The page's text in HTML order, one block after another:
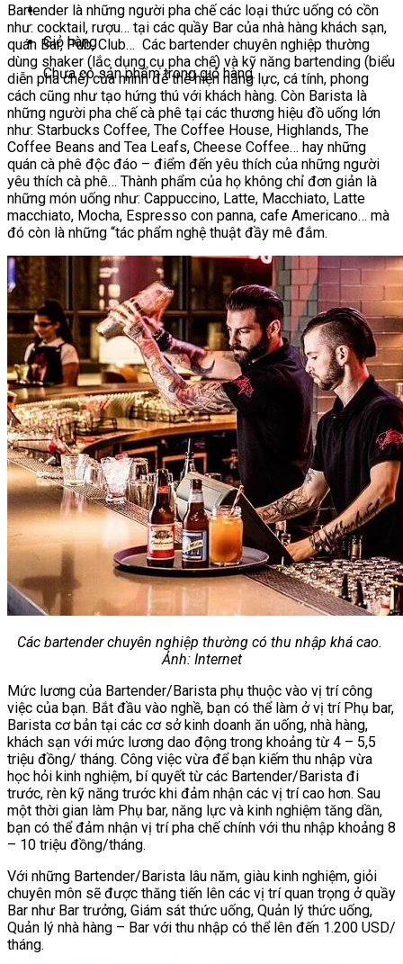
Giỏ hàng
Chưa có sản phẩm trong giỏ hàng.
Bartender là những người pha chế các loại thức uống có cồn
như: cocktail, rượu… tại các quầy Bar của nhà hàng khách sạn,
quán Bar, Pub, Club… Các bartender chuyên nghiệp thường
dùng shaker (lắc dụng cụ pha chế) và kỹ năng bartending (biểu
diễn pha chế) của mình để thể hiện năng lực, cá tính, phong
cách cũng như tạo hứng thú với khách hàng. Còn Barista là
những người pha chế cà phê tại các thương hiệu đồ uống lớn
như: Starbucks Coffee, The Coffee House, Highlands, The
Coffee Beans and Tea Leafs, Cheese Coffee… hay những
quán cà phê độc đáo – điểm đến yêu thích của những người
yêu thích cà phê… Thành phẩm của họ không chỉ đơn giản là
những món uống như: Cappuccino, Latte, Macchiato, Latte
macchiato, Mocha, Espresso con panna, cafe Americano… mà
đó còn là những “tác phẩm nghệ thuật đầy mê đắm.
Các bartender chuyên nghiệp thường có thu nhập khá cao.
Ảnh: Internet
Mức lương của Bartender/Barista phụ thuộc vào vị trí công
việc của bạn. Bắt đầu vào nghề, bạn có thể làm ở vị trí Phụ bar,
Barista cơ bản tại các cơ sở kinh doanh ăn uống, nhà hàng,
khách sạn với mức lương dao động trong khoảng từ 4 – 5,5
triệu đồng/ tháng. Công việc vừa để bạn kiếm thu nhập vừa
học hỏi kinh nghiệm, bí quyết từ các Bartender/Barista đi
trước, rèn kỹ năng trước khi đảm nhận các vị trí cao hơn. Sau
một thời gian làm Phụ bar, năng lực và kinh nghiệm tăng dần,
bạn có thể đảm nhận vị trí pha chế chính với thu nhập khoảng 8
– 10 triệu đồng/tháng.
Với những Bartender/Barista lâu năm, giàu kinh nghiệm, giỏi
chuyên môn sẽ được thăng tiến lên các vị trí quan trọng ở quầy
Bar như Bar trưởng, Giám sát thức uống, Quản lý thức uống,
Quản lý nhà hàng – Bar với thu nhập có thể lên đến 1.200 USD/
tháng.